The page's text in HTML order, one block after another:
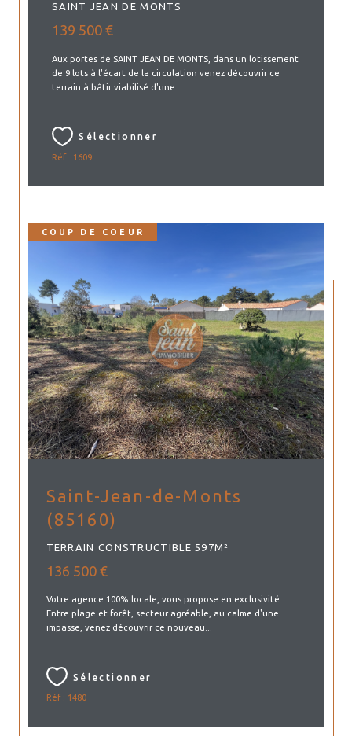
SAINT JEAN DE MONTS
139 500 €
Aux portes de SAINT JEAN DE MONTS, dans un lotissement
de 9 lots à l'écart de la circulation venez découvrir ce
terrain à bâtir viabilisé d'une...
Sélectionner
Réf : 1609
Saint-Jean-de-Monts
(85160)
TERRAIN CONSTRUCTIBLE 597M²
136 500 €
Votre agence 100% locale, vous propose en exclusivité.
Entre plage et forêt, secteur agréable, au calme d'une
impasse, venez découvrir ce nouveau...
Sélectionner
Réf : 1480
COUP DE COEUR